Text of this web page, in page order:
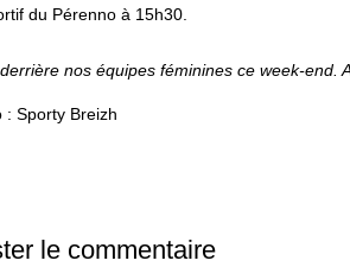
du Pérenno à 15h30.
nos équipes féminines ce week-end.
: Sporty Breizh
le commentaire